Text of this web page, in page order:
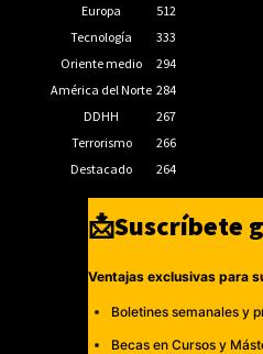
Europa
512
Tecnología
333
Oriente medio
294
América del Norte 284
DDHH
267
Terrorismo
266
Destacado
264
📩Suscríbete
Ventajas exclusivas para
Boletines semanales y
Becas en Cursos y